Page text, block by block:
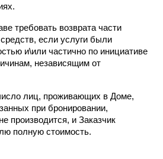
требовать возврата части
если услуги были
и\или частично по инициативе
независящим от
лиц, проживающих в Доме,
при бронировании,
производится, и Заказчик
полную стоимость.